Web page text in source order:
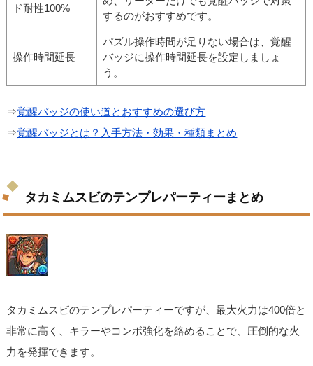
ド耐性100%
するのがおすすめです。
操作時間延長
パズル操作時間が足りない場合は、覚醒
バッジに操作時間延長を設定しましょ
う。
⇒覚醒バッジの使い道とおすすめの選び方
⇒覚醒バッジとは？入手方法・効果・種類まとめ
タカミムスビのテンプレパーティーまとめ
タカミムスビのテンプレパーティーですが、最大火力は400倍と
非常に高く、キラーやコンボ強化を絡めることで、圧倒的な火
力を発揮できます。